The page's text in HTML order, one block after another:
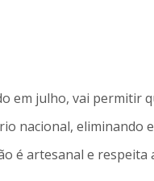
em julho, vai permitir
nacional, eliminando
é artesanal e respeita